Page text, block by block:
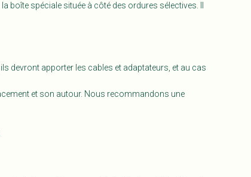
boîte spéciale située à côté des ordures sélectives. Il
devront apporter les cables et adaptateurs, et au cas
et son autour. Nous recommandons une